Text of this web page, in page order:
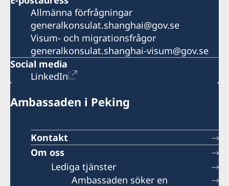
Allmänna förfrågningar
generalkonsulat.shanghai@gov.se
Visum- och migrationsfrågor
generalkonsulat.shanghai-visum@gov.se
Social media
LinkedIn
Ambassaden i Peking
Kontakt
Om oss
Lediga tjänster
Ambassaden söker en